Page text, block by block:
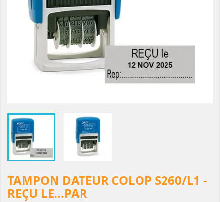
TAMPON DATEUR COLOP S260/L1 -
REÇU LE...PAR